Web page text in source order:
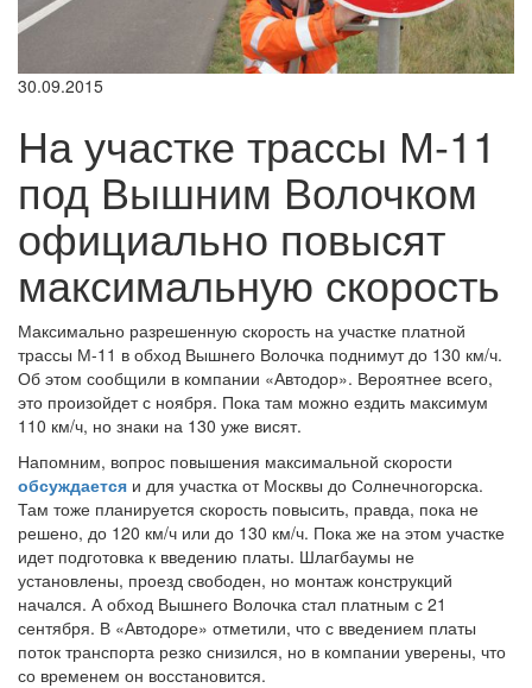
30.09.2015
На участке трассы М-11
под Вышним Волочком
официально повысят
максимальную скорость
Максимально разрешенную скорость на участке платной
трассы М-11 в обход Вышнего Волочка поднимут до 130 км/ч.
Об этом сообщили в компании «Автодор». Вероятнее всего,
это произойдет с ноября. Пока там можно ездить максимум
110 км/ч, но знаки на 130 уже висят.
Напомним, вопрос повышения максимальной скорости
обсуждается и для участка от Москвы до Солнечногорска.
Там тоже планируется скорость повысить, правда, пока не
решено, до 120 км/ч или до 130 км/ч. Пока же на этом участке
идет подготовка к введению платы. Шлагбаумы не
установлены, проезд свободен, но монтаж конструкций
начался. А обход Вышнего Волочка стал платным с 21
сентября. В «Автодоре» отметили, что с введением платы
поток транспорта резко снизился, но в компании уверены, что
со временем он восстановится.